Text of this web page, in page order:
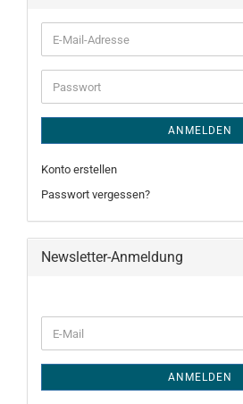
E-
Mail-
Adresse
Passwort
ANMELDEN
Konto erstellen
Passwort vergessen?
Newsletter-Anmeldung
ZUR
E-
Mail
ANMELDEN